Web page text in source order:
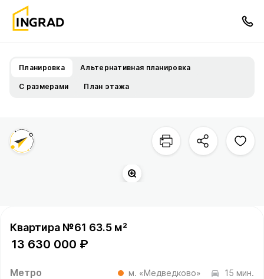
Планировка Альтернативная планировка
С размерами План этажа
Квартира №61 63.5 м²
13 630 000 ₽
Метро м. «Медведково» 15 мин.